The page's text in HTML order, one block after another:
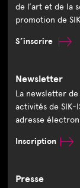
de l’art et de la
promotion de
S’inscrire
Newsletter
La newsletter
activités de SIK-
adresse
Inscription
Presse